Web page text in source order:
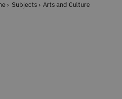
Subjects Arts and Culture